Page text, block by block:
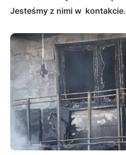
Jesteśmy z nimi w kontakcie.